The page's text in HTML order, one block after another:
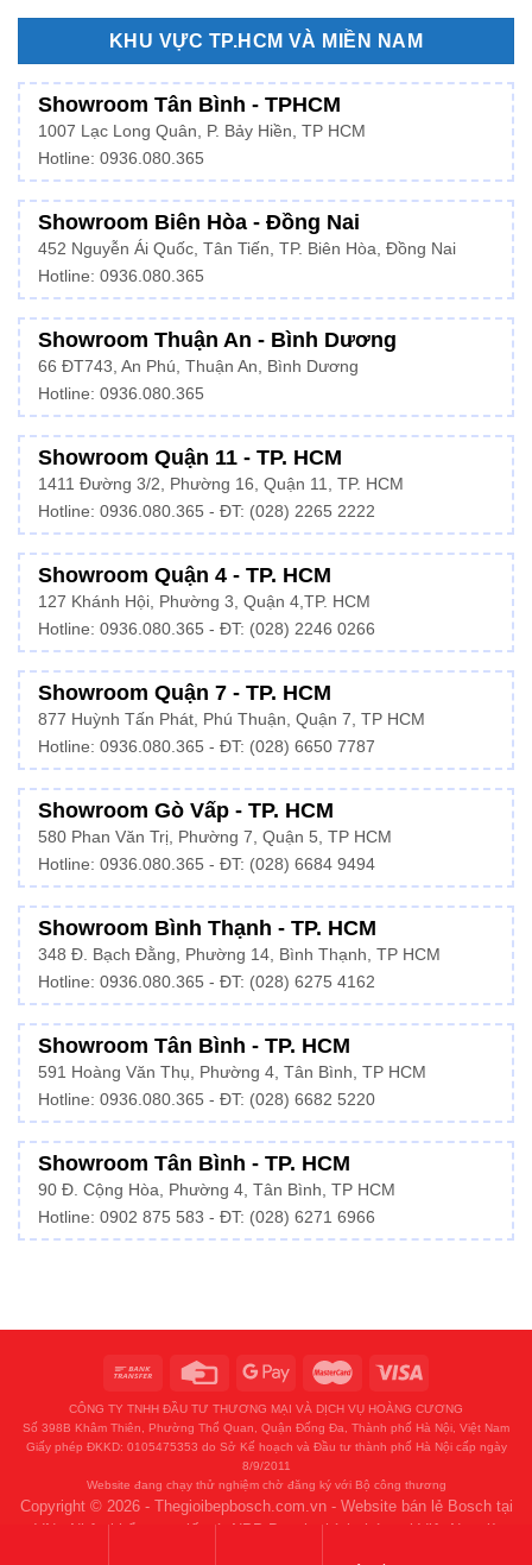
KHU VỰC TP.HCM VÀ MIỀN NAM
Showroom Tân Bình - TPHCM
1007 Lạc Long Quân, P. Bảy Hiền, TP HCM
Hotline: 0936.080.365
Showroom Biên Hòa - Đồng Nai
452 Nguyễn Ái Quốc, Tân Tiến, TP. Biên Hòa, Đồng Nai
Hotline: 0936.080.365
Showroom Thuận An - Bình Dương
66 ĐT743, An Phú, Thuận An, Bình Dương
Hotline: 0936.080.365
Showroom Quận 11 - TP. HCM
1411 Đường 3/2, Phường 16, Quận 11, TP. HCM
Hotline: 0936.080.365 - ĐT: (028) 2265 2222
Showroom Quận 4 - TP. HCM
127 Khánh Hội, Phường 3, Quận 4,TP. HCM
Hotline: 0936.080.365 - ĐT: (028) 2246 0266
Showroom Quận 7 - TP. HCM
877 Huỳnh Tấn Phát, Phú Thuận, Quận 7, TP HCM
Hotline: 0936.080.365 - ĐT: (028) 6650 7787
Showroom Gò Vấp - TP. HCM
580 Phan Văn Trị, Phường 7, Quận 5, TP HCM
Hotline: 0936.080.365 - ĐT: (028) 6684 9494
Showroom Bình Thạnh - TP. HCM
348 Đ. Bạch Đằng, Phường 14, Bình Thạnh, TP HCM
Hotline: 0936.080.365 - ĐT: (028) 6275 4162
Showroom Tân Bình - TP. HCM
591 Hoàng Văn Thụ, Phường 4, Tân Bình, TP HCM
Hotline: 0936.080.365 - ĐT: (028) 6682 5220
Showroom Tân Bình - TP. HCM
90 Đ. Cộng Hòa, Phường 4, Tân Bình, TP HCM
Hotline: 0902 875 583 - ĐT: (028) 6271 6966
CÔNG TY TNHH ĐẦU TƯ THƯƠNG MẠI VÀ DỊCH VỤ HOÀNG CƯƠNG
Số 398B Khâm Thiên, Phường Thổ Quan, Quận Đống Đa, Thành phố Hà Nội, Việt Nam
Giấy phép ĐKKD: 0105475353 do Sở Kế hoạch và Đầu tư thành phố Hà Nội cấp ngày
8/9/2011
Website đang chạy thử nghiệm chờ đăng ký với Bộ công thương
Copyright © 2026 - Thegioibepbosch.com.vn - Website bán lẻ Bosch tại
VN - Nhập khẩu trực tiếp từ NPP Bosch chính thức tại Việt Nam là